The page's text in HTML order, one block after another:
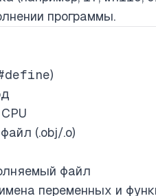
программы.
)
(.obj/.o)
файл
переменных и